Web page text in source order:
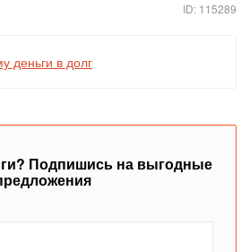
ID: 115289
деньги в долг
Подпишись на выгодные